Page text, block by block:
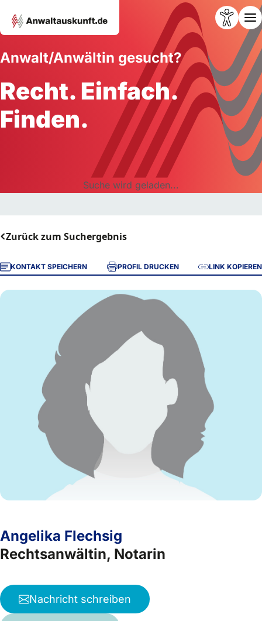
Anwalt/Anwältin gesucht?
Recht. Einfach.
Finden.
Suche wird geladen...
Zurück zum Suchergebnis
KONTAKT SPEICHERN PROFIL DRUCKEN LINK KOPIEREN
Angelika Flechsig
Rechtsanwältin, Notarin
Nachricht schreiben